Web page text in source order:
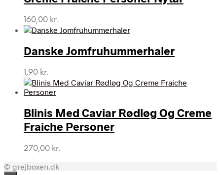
160,00 kr.
Danske Jomfruhummerhaler
1,90 kr.
Blinis Med Caviar Rødløg Og Creme
Fraiche Personer
270,00 kr.
© grejboxen.dk